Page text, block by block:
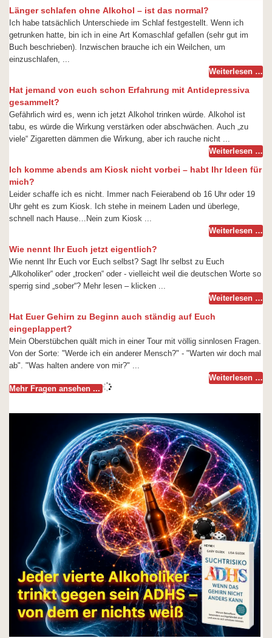
Länger schlafen ohne Alkohol – ist das normal?
Ich habe tatsächlich Unterschiede im Schlaf festgestellt. Wenn ich
getrunken hatte, bin ich in eine Art Komaschlaf gefallen (sehr gut im
Buch beschrieben). Inzwischen brauche ich ein Weilchen, um
einzuschlafen, ...
Weiterlesen …
Hat jemand von euch schon Erfahrung mit Antidepressiva
gesammelt?
Gefährlich wird es, wenn ich jetzt Alkohol trinken würde. Alkohol ist
tabu, es würde die Wirkung verstärken oder abschwächen. Auch „zu
viele“ Zigaretten dämmen die Wirkung, aber ich rauche nicht ...
Weiterlesen …
Ich komme abends am Kiosk nicht vorbei – habt Ihr Ideen für
mich?
Leider schaffe ich es nicht. Immer nach Feierabend ob 16 Uhr oder 19
Uhr geht es zum Kiosk. Ich stehe in meinem Laden und überlege,
schnell nach Hause…Nein zum Kiosk ...
Weiterlesen …
Wie nennt Ihr Euch jetzt eigentlich?
Wie nennt Ihr Euch vor Euch selbst? Sagt Ihr selbst zu Euch
„Alkoholiker“ oder „trocken“ oder - vielleicht weil die deutschen Worte so
sperrig sind „sober“? Mehr lesen – klicken ...
Weiterlesen …
Hat Euer Gehirn zu Beginn auch ständig auf Euch
eingeplappert?
Mein Oberstübchen quält mich in einer Tour mit völlig sinnlosen Fragen.
Von der Sorte: "Werde ich ein anderer Mensch?" - "Warten wir doch mal
ab". "Was halten andere von mir?" ...
Weiterlesen …
Mehr Fragen ansehen ...